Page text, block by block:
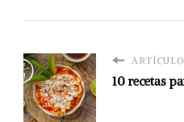
10 recetas